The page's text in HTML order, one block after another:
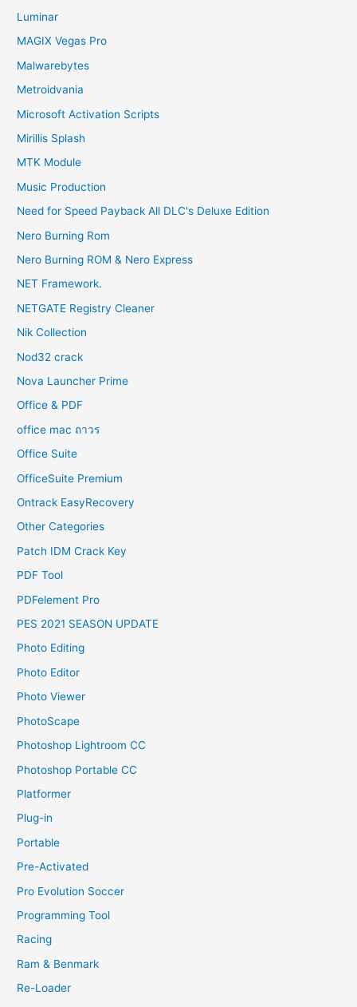
Luminar
MAGIX Vegas Pro
Malwarebytes
Metroidvania
Microsoft Activation Scripts
Mirillis Splash
MTK Module
Music Production
Need for Speed Payback All DLC's Deluxe Edition
Nero Burning Rom
Nero Burning ROM & Nero Express
NET Framework.
NETGATE Registry Cleaner
Nik Collection
Nod32 crack
Nova Launcher Prime
Office & PDF
office mac ถาวร
Office Suite
OfficeSuite Premium
Ontrack EasyRecovery
Other Categories
Patch IDM Crack Key
PDF Tool
PDFelement Pro
PES 2021 SEASON UPDATE
Photo Editing
Photo Editor
Photo Viewer
PhotoScape
Photoshop Lightroom CC
Photoshop Portable CC
Platformer
Plug-in
Portable
Pre-Activated
Pro Evolution Soccer
Programming Tool
Racing
Ram & Benmark
Re-Loader